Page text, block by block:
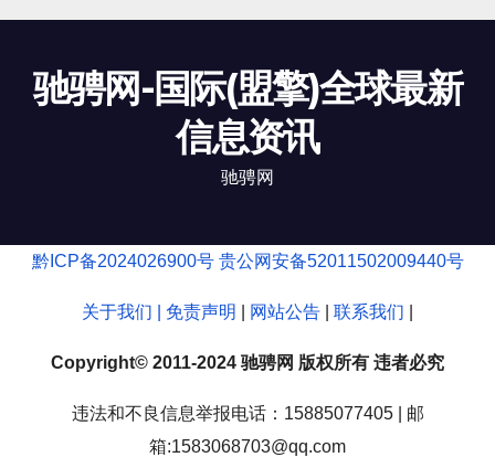
驰骋网-国际(盟擎)全球最新
信息资讯
驰骋网
黔ICP备2024026900号 贵公网安备52011502009440号
关于我们 | 免责声明 网站公告 联系我们
Copyright© 2011-2024 驰骋网 版权所有 违者必究
违法和不良信息举报电话：15885077405 | 邮
箱:1583068703@qq.com